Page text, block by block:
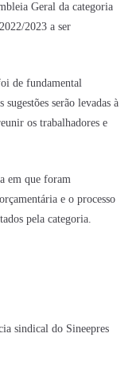
Geral da categoria
2023 a ser
de fundamental
serão levadas à
os trabalhadores e
em que foram
e o processo
pela categoria.
sindical do Sineepres